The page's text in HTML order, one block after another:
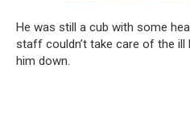
He was still a cub with some
staff couldn’t take care of the
him down.